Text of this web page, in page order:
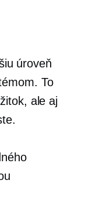
úroveň
To
ale aj